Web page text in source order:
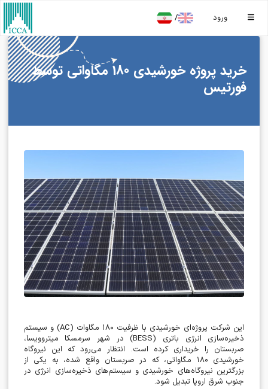
ورود /
خرید پروژه خورشیدی 180 مگاواتی توسط
فورتیس
این شرکت پروژه‌ای خورشیدی با ظرفیت ۱۸۰ مگاوات (AC)و سیستم
ذخیره‌سازی انرژی باتری (BESS) در شهر سرمسکا میتروویسا،
صربستان را خریداری کرده است. انتظار می‌رود که این نیروگاه
خورشیدی ۱۸۰ مگاواتی، که در صربستان واقع شده، به یکی از
بزرگترین نیروگاه‌های خورشیدی و سیستم‌های ذخیره‌سازی انرژی در
جنوب شرق اروپا تبدیل شود.